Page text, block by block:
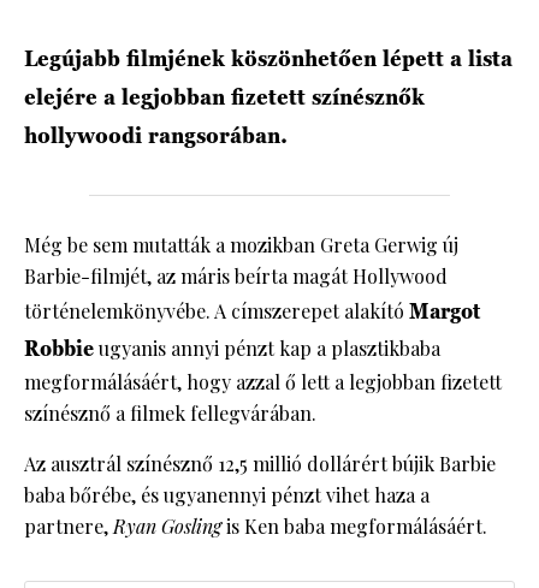
Legújabb filmjének köszönhetően lépett a lista
elejére a legjobban fizetett színésznők
hollywoodi rangsorában.
Még be sem mutatták a mozikban Greta Gerwig új
Barbie-filmjét, az máris beírta magát Hollywood
történelemkönyvébe. A címszerepet alakító Margot
Robbieugyanis annyi pénzt kap a plasztikbaba
megformálásáért, hogy azzal ő lett a legjobban fizetett
színésznő a filmek fellegvárában.
Az ausztrál színésznő 12,5 millió dollárért bújik Barbie
baba bőrébe, és ugyanennyi pénzt vihet haza a
partnere,Ryan Goslingis Ken baba megformálásáért.